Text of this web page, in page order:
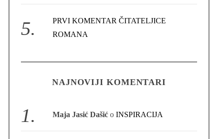
PRVI KOMENTAR ČITATELJICE
ROMANA
NAJNOVIJI KOMENTARI
Maja Jasić Dašić oINSPIRACIJA